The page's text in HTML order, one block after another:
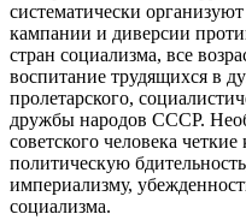
систематически
кампании и диверсии
стран социализма, все
воспитание трудящихся в
пролетарского,
дружбы народов СССР.
советского человека
политическую
империализму,
социализма.